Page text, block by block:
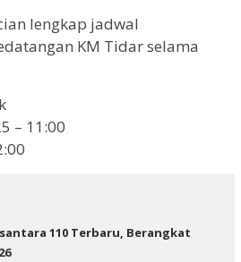
lengkap jadwal
KM Tidar selama
– 11:00
110 Terbaru, Berangkat